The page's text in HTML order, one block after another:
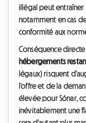
illégal peut
notamment en cas
conformité aux
Conséquence
hébergements
légaux) risquent
l'offre et de la
élevée pour Sónar,
inévitablement une